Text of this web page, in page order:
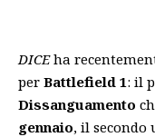
DICEha
per Battlefield 1: il
Dissanguamento
gennaio, il secondo